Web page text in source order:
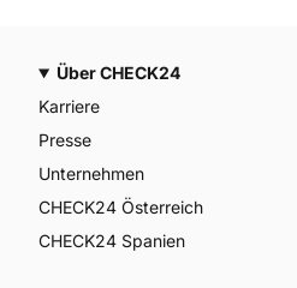
Über CHECK24
Karriere
Presse
Unternehmen
CHECK24 Österreich
CHECK24 Spanien